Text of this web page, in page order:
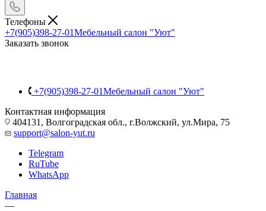
Телефоны
+7(905)398-27-01Мебельный салон "Уют"
Заказать звонок
+7(905)398-27-01Мебельный салон "Уют"
Контактная информация
404131, Волгоградская обл., г.Волжский, ул.Мира, 75
support@salon-yut.ru
Telegram
RuTube
WhatsApp
Главная
—